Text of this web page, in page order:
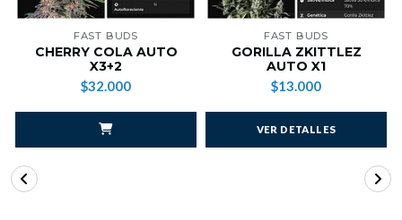
FAST BUDS
CHERRY COLA AUTO
X3+2
$32.000
FAST BUDS
GORILLA ZKITTLEZ
AUTO X1
$13.000
VER DETALLES